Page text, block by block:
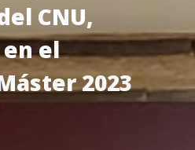
CNU,
el
2023